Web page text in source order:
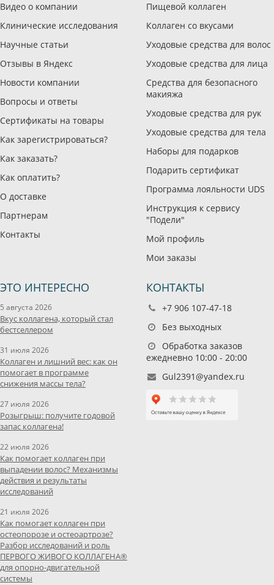
Видео о компании
Клинические исследования
Научные статьи
Отзывы в Яндекс
Новости компании
Вопросы и ответы
Сертификаты на товары
Как зарегистрироваться?
Как заказать?
Как оплатить?
О доставке
Партнерам
Контакты
Пищевой коллаген
Коллаген со вкусами
Уходовые средства для волос
Уходовые средства для лица
Средства для безопасного
макияжа
Уходовые средства для рук
Уходовые средства для тела
Наборы для подарков
Подарить сертификат
Программа лояльности UDS
Инструкция к сервису
"Подели"
Мой профиль
Мои заказы
ЭТО ИНТЕРЕСНО
5 августа 2026
Вкус коллагена, который стал
бестселлером
31 июля 2026
Коллаген и лишний вес: как он
помогает в программе
снижения массы тела?
27 июля 2026
Розыгрыш: получите годовой
запас коллагена!
22 июля 2026
Как помогает коллаген при
выпадении волос? Механизмы
действия и результаты
исследований
21 июля 2026
Как помогает коллаген при
остеопорозе и остеоартрозе?
Разбор исследований и роль
ПЕРВОГО ЖИВОГО КОЛЛАГЕНА®
для опорно-двигательной
системы
КОНТАКТЫ
+7 906 107-47-18
Без выходных
Обработка заказов
ежедневно 10:00 - 20:00
Gul2391@yandex.ru